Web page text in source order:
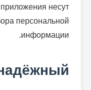
несут
персональной
информации.